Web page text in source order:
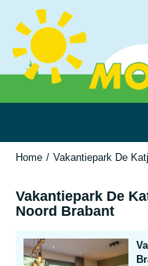
Home Vakantiepark De
Vakantiepark De
Noord Brabant